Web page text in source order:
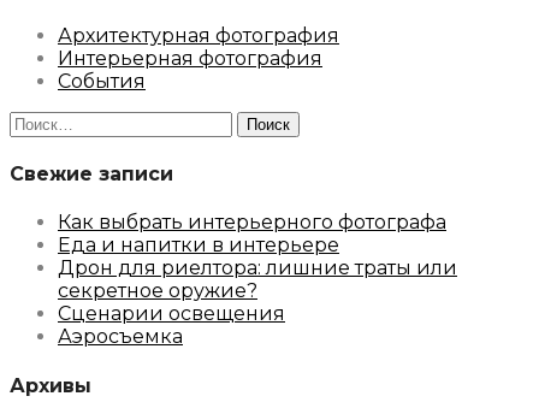
Архитектурная фотография
Интерьерная фотография
События
Найти:
Свежие записи
Как выбрать интерьерного фотографа
Еда и напитки в интерьере
Дрон для риелтора: лишние траты или
секретное оружие?
Сценарии освещения
Аэросъемка
Архивы